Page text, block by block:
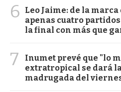
6
Leo Jaime: de la
apenas cuatro
la final con más que
7
Inumet prevé que "lo
extratropical se dará
madrugada del